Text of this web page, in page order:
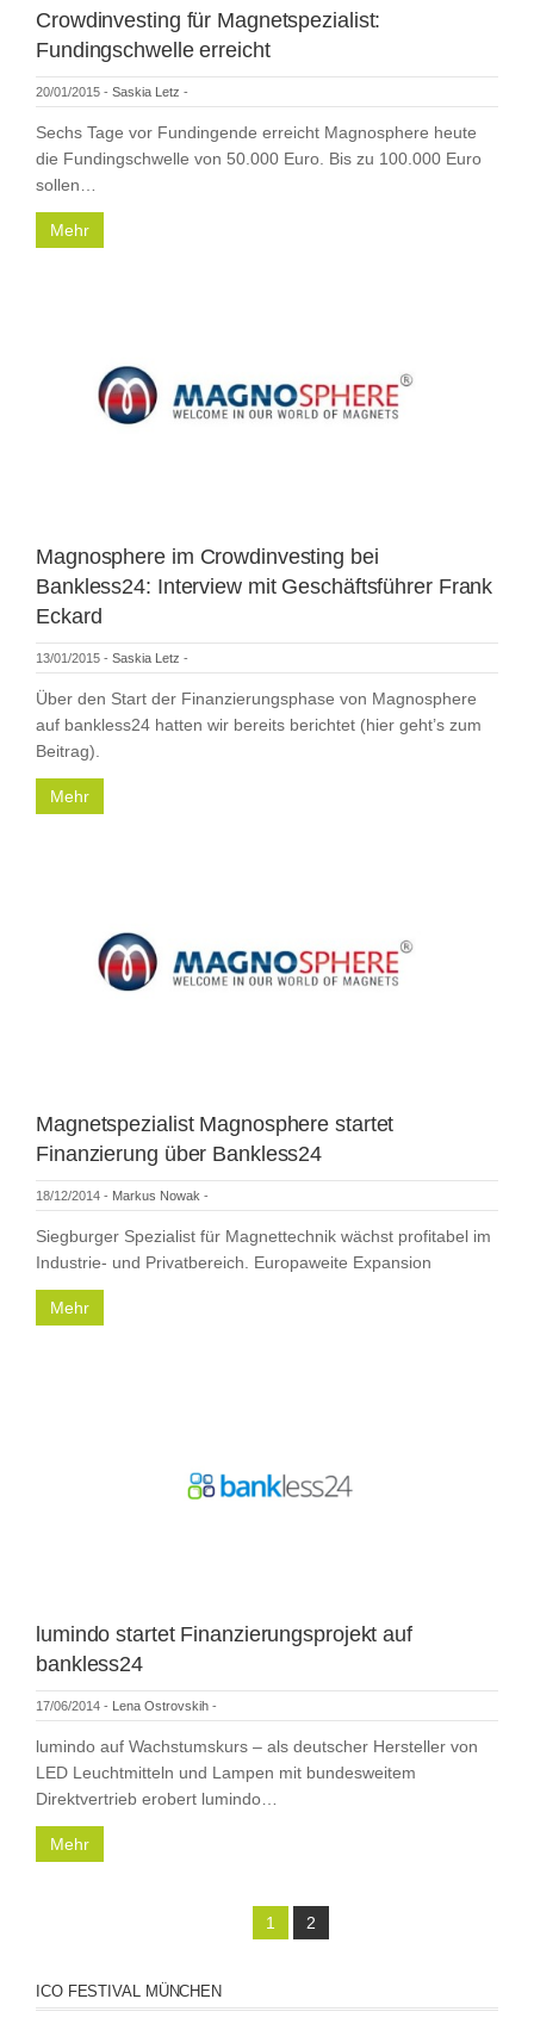
Crowdinvesting für Magnetspezialist:
Fundingschwelle erreicht
20/01/2015 - Saskia Letz -
Sechs Tage vor Fundingende erreicht Magnosphere heute
die Fundingschwelle von 50.000 Euro. Bis zu 100.000 Euro
sollen…
Mehr
Magnosphere im Crowdinvesting bei
Bankless24: Interview mit Geschäftsführer Frank
Eckard
13/01/2015 - Saskia Letz -
Über den Start der Finanzierungsphase von Magnosphere
auf bankless24 hatten wir bereits berichtet (hier geht’s zum
Beitrag).
Mehr
Magnetspezialist Magnosphere startet
Finanzierung über Bankless24
18/12/2014 - Markus Nowak -
Siegburger Spezialist für Magnettechnik wächst profitabel im
Industrie- und Privatbereich. Europaweite Expansion
Mehr
lumindo startet Finanzierungsprojekt auf
bankless24
17/06/2014 - Lena Ostrovskih -
lumindo auf Wachstumskurs – als deutscher Hersteller von
LED Leuchtmitteln und Lampen mit bundesweitem
Direktvertrieb erobert lumindo…
Mehr
1 2
ICO FESTIVAL MÜNCHEN